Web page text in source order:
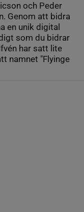
och Peder
Genom att bidra
en unik digital
som du bidrar
har satt lite
namnet "Flyinge